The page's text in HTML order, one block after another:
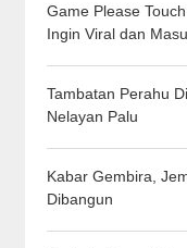
Game Please
Ingin Viral dan
Tambatan Perahu
Nelayan Palu
Kabar Gembira,
Dibangun